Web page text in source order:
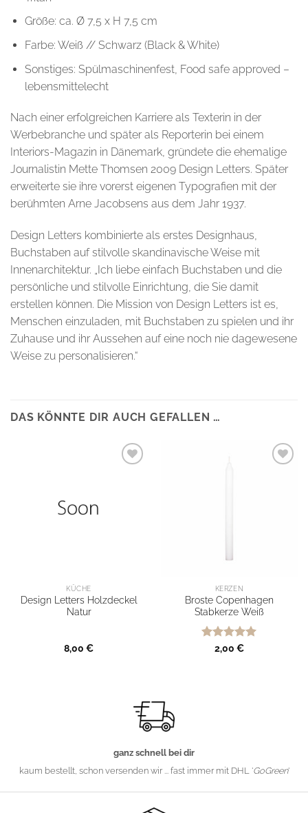
Größe: ca. Ø 7,5 x H 7,5 cm
Farbe: Weiß // Schwarz (Black & White)
Sonstiges: Spülmaschinenfest, Food safe approved –
lebensmittelecht
Nach einer erfolgreichen Karriere als Texterin in der
Werbebranche und später als Reporterin bei einem
Interiors-Magazin in Dänemark, gründete die ehemalige
Journalistin Mette Thomsen 2009 Design Letters. Später
erweiterte sie ihre vorerst eigenen Typografien mit der
berühmten Arne Jacobsens aus dem Jahr 1937.
Design Letters kombinierte als erstes Designhaus,
Buchstaben auf stilvolle skandinavische Weise mit
Innenarchitektur. „Ich liebe einfach Buchstaben und die
persönliche und stilvolle Einrichtung, die Sie damit
erstellen können. Die Mission von Design Letters ist es,
Menschen einzuladen, mit Buchstaben zu spielen und ihr
Zuhause und ihr Aussehen auf eine noch nie dagewesene
Weise zu personalisieren.“
DAS KÖNNTE DIR AUCH GEFALLEN …
KÜCHE
Design Letters Holzdeckel
Natur
8,00 €
KERZEN
Broste Copenhagen
Stabkerze Weiß
Bewertet
2,00 €
ganz schnell bei dir
kaum bestellt, schon versenden wir ... fast immer mit DHL 'GoGreen'